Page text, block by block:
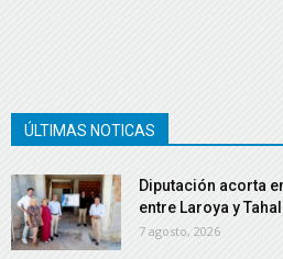
ÚLTIMAS NOTICAS
Diputación acorta
entre Laroya y Tahal
7 agosto, 2026